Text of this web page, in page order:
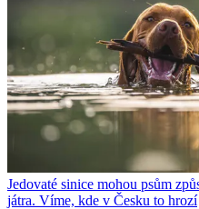
Jedovaté sinice mohou psům
játra. Víme, kde v Česku to hrozí